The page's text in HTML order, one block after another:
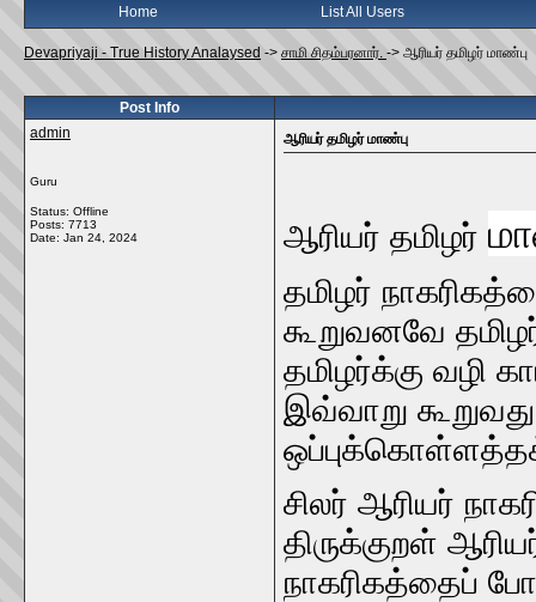
Home List All Users
Devapriyaji - True History Analaysed -> சாமி சிதம்பரனார். -> ஆரியர்‌ தமிழர்‌ மாண்பு
Post Info
admin
Guru
Status: Offline
Posts: 7713
Date: Jan 24, 2024
ஆரியர்‌ தமிழர்‌ மாண்பு
ஆரியர்‌ தமிழர்‌
தமிழர்‌
கூறுவனவே
தமிழர்க்கு வழி
இவ்வாறு
சிலர்‌ ஆரியர்‌
திருக்குறள்‌
நாகரிகத்‌தைப்‌